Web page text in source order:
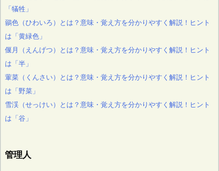
「犠牲」
鶸色（ひわいろ）とは？意味・覚え方を分かりやすく解説！ヒント
は「黄緑色」
偃月（えんげつ）とは？意味・覚え方を分かりやすく解説！ヒント
は「半」
葷菜（くんさい）とは？意味・覚え方を分かりやすく解説！ヒント
は「野菜」
雪渓（せっけい）とは？意味・覚え方を分かりやすく解説！ヒント
は「谷」
管理人